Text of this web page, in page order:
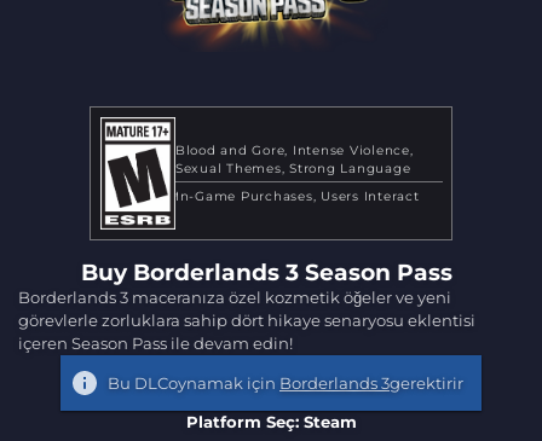
Blood and Gore Intense Violence
Sexual Themes Strong Language
In-Game Purchases
Users Interact
Buy Borderlands 3 Season Pass
Borderlands 3 maceranıza özel kozmetik öğeler ve yeni
görevlerle zorluklara sahip dört hikaye senaryosu eklentisi
içeren Season Pass ile devam edin!
Bu DLCoynamak için Borderlands 3gerektirir
Platform Seç: Steam